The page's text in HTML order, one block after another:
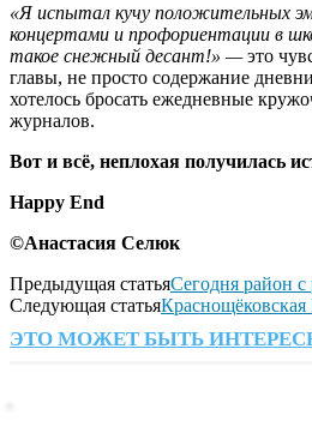
«Я испытал кучу положительных
концертами и профориентации в
такое снежный десант!» —это
главы, не просто содержание
хотелось бросать ежедневные
журналов.
Вот и всё, неплохая получилась
Happy End
©Анастасия Селюк
Предыдущая статьяСегодня район
Следующая статьяКраснощёковская
ЭТО МОЖЕТ БЫТЬ